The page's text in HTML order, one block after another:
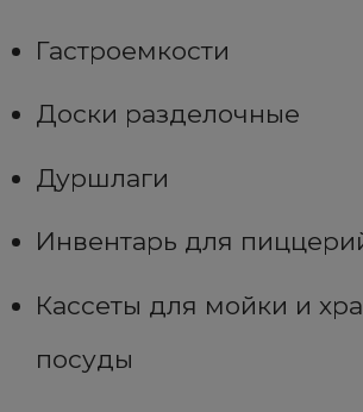
Гастроемкости
Доски разделочные
Дуршлаги
Инвентарь для
Кассеты для мойки и
посуды